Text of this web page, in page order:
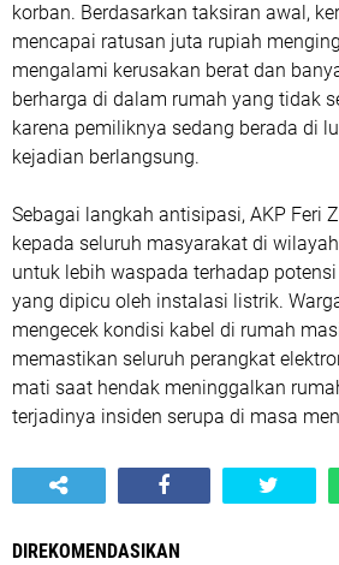
korban. Berdasarkan taksiran awal,
mencapai ratusan juta rupiah
mengalami kerusakan berat dan
berharga di dalam rumah yang tidak
karena pemiliknya sedang berada di
kejadian berlangsung.
Sebagai langkah antisipasi, AKP Feri
kepada seluruh masyarakat di
untuk lebih waspada terhadap
yang dipicu oleh instalasi listrik.
mengecek kondisi kabel di rumah
memastikan seluruh perangkat
mati saat hendak meninggalkan
terjadinya insiden serupa di masa
DIREKOMENDASIKAN